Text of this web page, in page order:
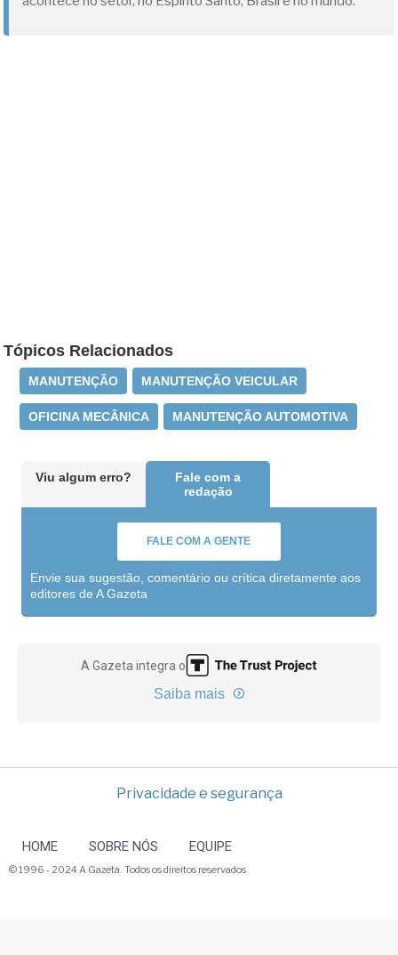
Tópicos Relacionados
MANUTENÇÃO MANUTENÇÃO VEICULAR
OFICINA MECÂNICA MANUTENÇÃO AUTOMOTIVA
Viu algum erro?
Fale com a
redação
FALE COM A GENTE
Envie sua sugestão, comentário ou crítica diretamente aos
editores de A Gazeta
A Gazeta integra o
Saiba mais
Privacidade e segurança
HOME SOBRE NÓS EQUIPE
© 1996 - 2024 A Gazeta. Todos os direitos reservados